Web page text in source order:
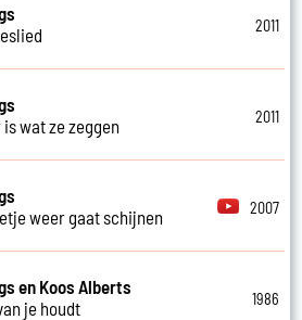
2011
wat ze zeggen
2011
weer gaat schijnen
2007
en Koos Alberts
je houdt
1986